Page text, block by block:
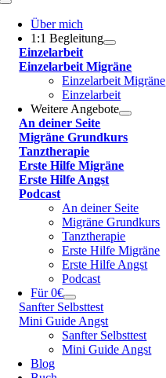
Toggle
NavigationÜber mich
1:1 Begleitung
Einzelarbeit
Einzelarbeit Migräne
Einzelarbeit Migräne
Einzelarbeit
Weitere Angebote
An deiner Seite
Migräne Grundkurs
Tanztherapie
Erste Hilfe Migräne
Erste Hilfe Angst
Podcast
An deiner Seite
Migräne Grundkurs
Tanztherapie
Erste Hilfe Migräne
Erste Hilfe Angst
Podcast
Für 0€
Sanfter Selbsttest
Mini Guide Angst
Sanfter Selbsttest
Mini Guide Angst
Blog